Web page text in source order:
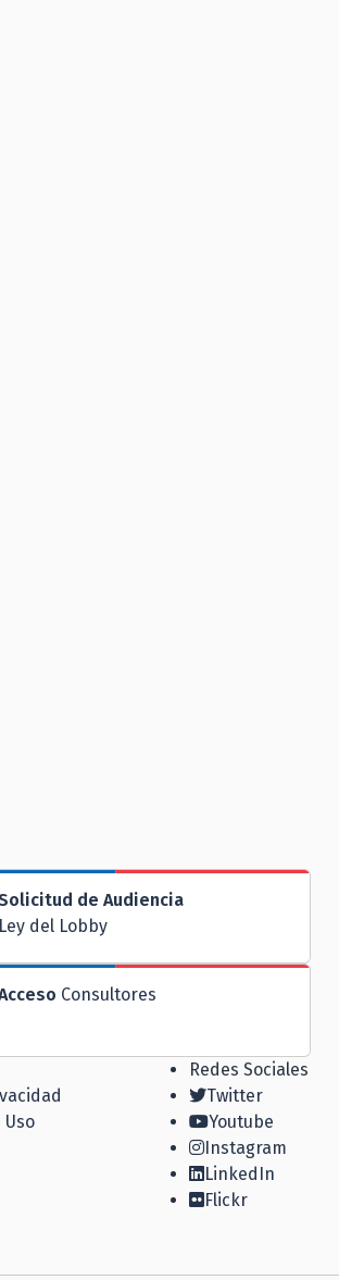
de Audiencia
Ley del Lobby
Consultores
Redes Sociales
Twitter
Youtube
Instagram
LinkedIn
Flickr